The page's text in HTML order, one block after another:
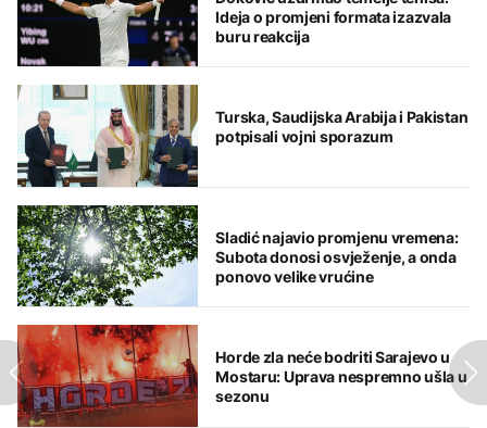
Ideja o promjeni formata izazvala
buru reakcija
Turska, Saudijska Arabija i Pakistan
potpisali vojni sporazum
Sladić najavio promjenu vremena:
Subota donosi osvježenje, a onda
ponovo velike vrućine
Horde zla neće bodriti Sarajevo u
Mostaru: Uprava nespremno ušla u
sezonu